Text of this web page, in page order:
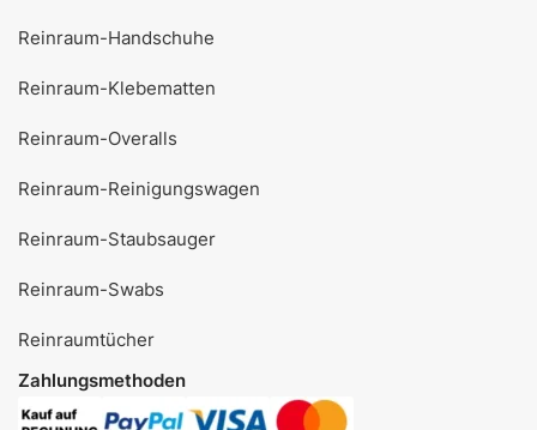
Reinraum-Handschuhe
Reinraum-Klebematten
Reinraum-Overalls
Reinraum-Reinigungswagen
Reinraum-Staubsauger
Reinraum-Swabs
Reinraumtücher
Zahlungsmethoden